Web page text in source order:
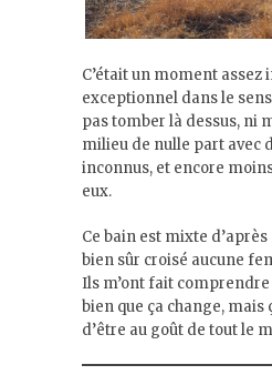
C’était un moment assez
exceptionnel dans le
pas tomber là dessus, ni
milieu de nulle part avec
inconnus, et encore
eux.
Ce bain est mixte d’après
bien sûr croisé aucune
Ils m’ont fait
bien que ça change, mais
d’être au goût de tout le